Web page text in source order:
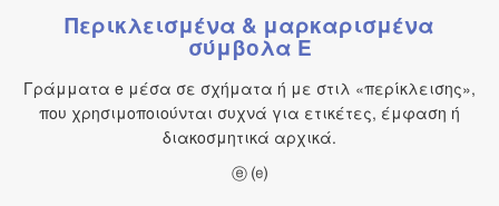
Περικλεισμένα & μαρκαρισμένα
σύμβολα E
Γράμματα e μέσα σε σχήματα ή με στιλ «περίκλεισης»,
που χρησιμοποιούνται συχνά για ετικέτες, έμφαση ή
διακοσμητικά αρχικά.
ⓔ ⒠